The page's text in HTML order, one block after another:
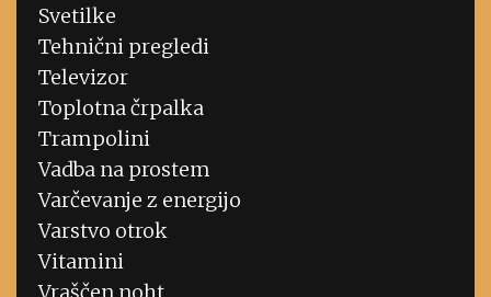
Svetilke
Tehnični pregledi
Televizor
Toplotna črpalka
Trampolini
Vadba na prostem
Varčevanje z energijo
Varstvo otrok
Vitamini